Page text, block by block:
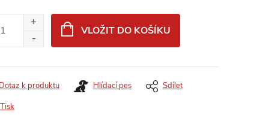
VLOŽIT DO KOŠÍKU
Tisk
Dotaz k produktu Hlídací pes Sdílet